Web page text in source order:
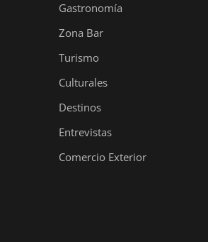
Gastronomía
Zona Bar
Turismo
Culturales
Destinos
Entrevistas
Comercio Exterior